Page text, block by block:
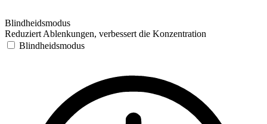
Blindheidsmodus
Reduziert Ablenkungen, verbessert die Konzentration
Blindheidsmodus